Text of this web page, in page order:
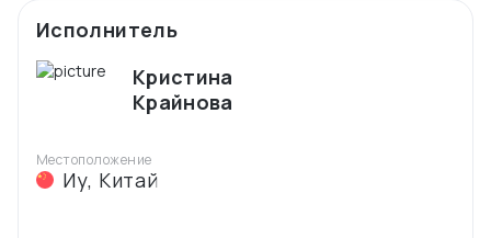
Исполнитель
Кристина
Крайнова
Местоположение
Иу, Китай